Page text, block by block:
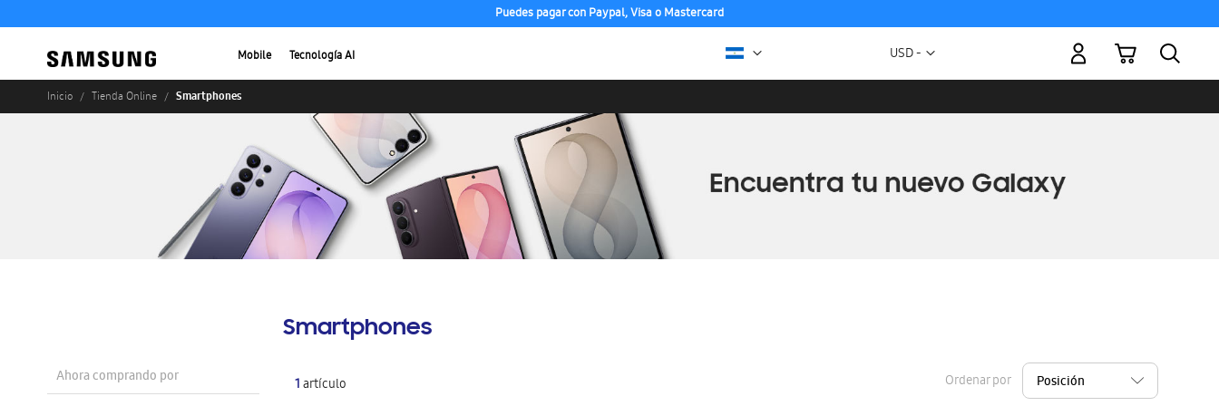
Puedes pagar con Paypal, Visa o Mastercard
Mobile Tecnología AI Moneda
USD -
Mi carrito
Inicio Tienda Online Smartphones
Smartphones
1artículo Ordenar por
Ahora comprando por